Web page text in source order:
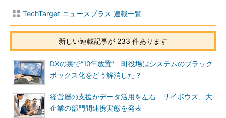
TechTarget ニュースプラス 連載一覧
新しい連載記事が 233 件あります
DXの裏で“10年放置” 町役場はシステムのブラック
ボックス化をどう解消した？
経営層の支援がデータ活用を左右 サイボウズ、大
企業の部門間連携実態を発表